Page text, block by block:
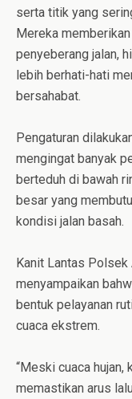
serta titik yang
Mereka
penyeberang jalan,
lebih berhati-hati
bersahabat.
Pengaturan
mengingat banyak
berteduh di bawah
besar yang
kondisi jalan basah.
Kanit Lantas Polsek
menyampaikan
bentuk pelayanan
cuaca ekstrem.
“Meski cuaca hujan,
memastikan arus